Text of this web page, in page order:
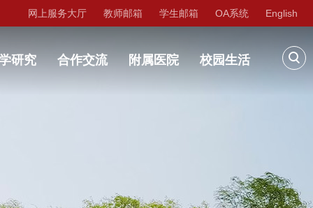
网上服务大厅 教师邮箱 学生邮箱 OA系统 English
研究 合作交流 附属医院 校园生活